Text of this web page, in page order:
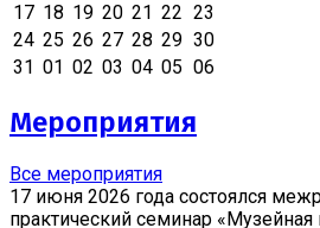
17 18 19 20 21 22 23
24 25 26 27 28 29 30
31 01 02 03 04 05 06
Мероприятия
Все мероприятия
17 июня 2026 года состоялся
практический семинар «Музейная